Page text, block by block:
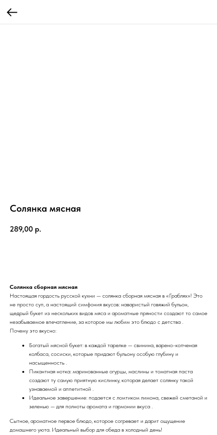
Солянка мясная
289,00 р.
Солянка сборная мясная
Настоящая гордость русской кухни — солянка сборная мясная в «Граблях»! Это
не просто суп, а настоящий симфония вкусов: наваристый говяжий бульон,
щедрый букет из нескольких видов мяса и ароматные пряности создают то самое
незабываемое впечатление, за которое мы любим это блюдо с детства .
Почему это вкусно:
Богатый мясной букет: в каждой тарелке — свинина, варено-копченая
колбаса, сосиски, которые придают бульону особую глубину и
насыщенность .
Пикантная нотка: маринованные огурцы, маслины и томатная паста
создают ту самую приятную кислинку, которая делает солянку такой
узнаваемой и аппетитной .
Идеальное завершение: подается с ломтиком лимона, свежей сметаной и
зеленью — для полноты аромата и гармонии вкуса .
Сытное, ароматное первое блюдо, которое согревает и дарит ощущение
домашнего уюта. Идеальный выбор для обеда в холодный день!